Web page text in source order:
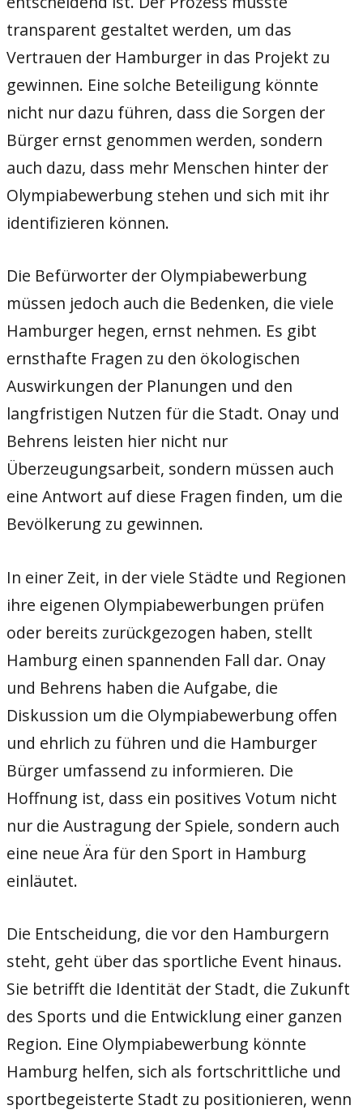
transparent gestaltet werden, um das
Vertrauen der Hamburger in das Projekt zu
gewinnen. Eine solche Beteiligung könnte
nicht nur dazu führen, dass die Sorgen der
Bürger ernst genommen werden, sondern
auch dazu, dass mehr Menschen hinter der
Olympiabewerbung stehen und sich mit ihr
identifizieren können.
Die Befürworter der Olympiabewerbung
müssen jedoch auch die Bedenken, die viele
Hamburger hegen, ernst nehmen. Es gibt
ernsthafte Fragen zu den ökologischen
Auswirkungen der Planungen und den
langfristigen Nutzen für die Stadt. Onay und
Behrens leisten hier nicht nur
Überzeugungsarbeit, sondern müssen auch
eine Antwort auf diese Fragen finden, um die
Bevölkerung zu gewinnen.
In einer Zeit, in der viele Städte und Regionen
ihre eigenen Olympiabewerbungen prüfen
oder bereits zurückgezogen haben, stellt
Hamburg einen spannenden Fall dar. Onay
und Behrens haben die Aufgabe, die
Diskussion um die Olympiabewerbung offen
und ehrlich zu führen und die Hamburger
Bürger umfassend zu informieren. Die
Hoffnung ist, dass ein positives Votum nicht
nur die Austragung der Spiele, sondern auch
eine neue Ära für den Sport in Hamburg
einläutet.
Die Entscheidung, die vor den Hamburgern
steht, geht über das sportliche Event hinaus.
Sie betrifft die Identität der Stadt, die Zukunft
des Sports und die Entwicklung einer ganzen
Region. Eine Olympiabewerbung könnte
Hamburg helfen, sich als fortschrittliche und
sportbegeisterte Stadt zu positionieren, wenn